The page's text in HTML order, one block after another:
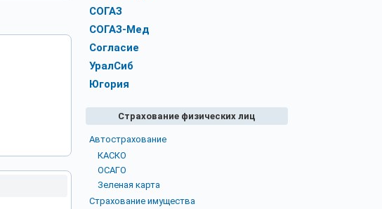
СОГАЗ
СОГАЗ-Мед
Согласие
УралСиб
Югория
Страхование физических лиц
Автострахование
КАСКО
ОСАГО
Зеленая карта
Страхование имущества